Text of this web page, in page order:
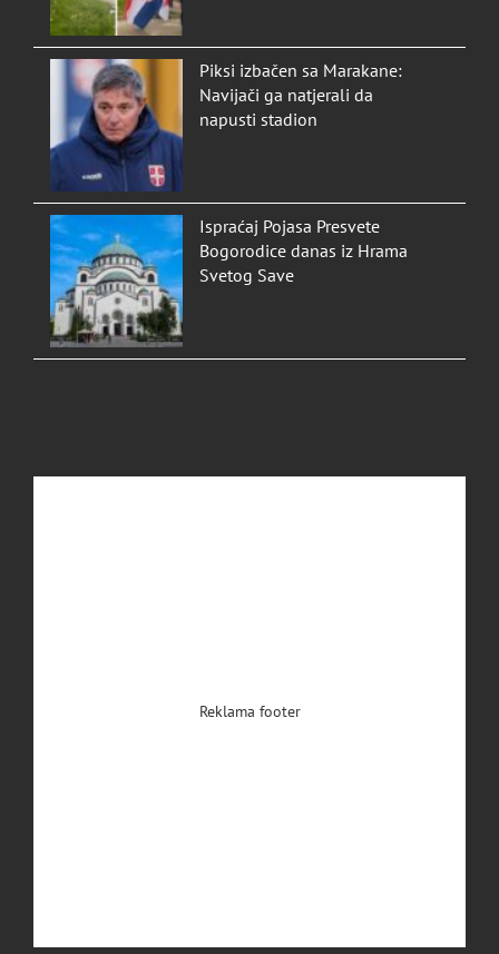
Piksi izbačen sa Marakane:
Navijači ga natjerali da
napusti stadion
Ispraćaj Pojasa Presvete
Bogorodice danas iz Hrama
Svetog Save
Reklama footer